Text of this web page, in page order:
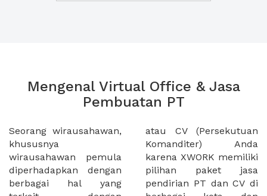
Mengenal Virtual Office & Jasa
Pembuatan PT
Seorang wirausahawan,
khususnya
wirausahawan pemula
diperhadapkan dengan
berbagai hal yang
atau CV (Persekutuan
Komanditer) Anda
karena XWORK memiliki
pilihan paket jasa
pendirian PT dan CV di